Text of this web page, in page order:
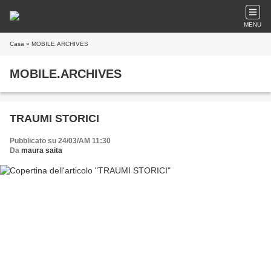
MENU
Casa » MOBILE.ARCHIVES
MOBILE.ARCHIVES
TRAUMI STORICI
Pubblicato su 24/03/AM 11:30
Da maura saita